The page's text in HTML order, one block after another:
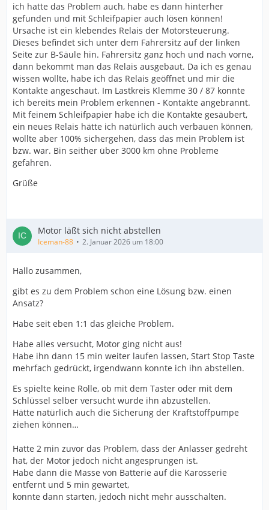
ich hatte das Problem auch, habe es dann hinterher
gefunden und mit Schleifpapier auch lösen können!
Ursache ist ein klebendes Relais der Motorsteuerung.
Dieses befindet sich unter dem Fahrersitz auf der linken
Seite zur B-Säule hin. Fahrersitz ganz hoch und nach vorne,
dann bekommt man das Relais ausgebaut. Da ich es genau
wissen wollte, habe ich das Relais geöffnet und mir die
Kontakte angeschaut. Im Lastkreis Klemme 30 / 87 konnte
ich bereits mein Problem erkennen - Kontakte angebrannt.
Mit feinem Schleifpapier habe ich die Kontakte gesäubert,
ein neues Relais hätte ich natürlich auch verbauen können,
wollte aber 100% sichergehen, dass das mein Problem ist
bzw. war. Bin seither über 3000 km ohne Probleme
gefahren.
Grüße
Motor läßt sich nicht abstellen
Iceman-88 2. Januar 2026 um 18:00
Hallo zusammen,
gibt es zu dem Problem schon eine Lösung bzw. einen
Ansatz?
Habe seit eben 1:1 das gleiche Problem.
Habe alles versucht, Motor ging nicht aus!
Habe ihn dann 15 min weiter laufen lassen, Start Stop Taste
mehrfach gedrückt, irgendwann konnte ich ihn abstellen.
Es spielte keine Rolle, ob mit dem Taster oder mit dem
Schlüssel selber versucht wurde ihn abzustellen.
Hätte natürlich auch die Sicherung der Kraftstoffpumpe
ziehen können…
Hatte 2 min zuvor das Problem, dass der Anlasser gedreht
hat, der Motor jedoch nicht angesprungen ist.
Habe dann die Masse von Batterie auf die Karosserie
entfernt und 5 min gewartet,
konnte dann starten, jedoch nicht mehr ausschalten.